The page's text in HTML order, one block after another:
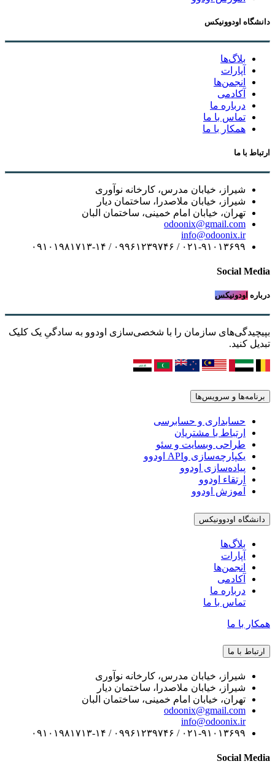
دانشگاه اودوونیکس
بلاگ‌ها
آپارات
انجمن‌ها
آکادمی
درباره ما
تماس با ما
همکار با ما
ارتباط با ما
شیراز، خیابان مدرس، کارخانه نوآوری
شیراز، خیابان ملاصدرا، ساختمان دیار
تهران، خیابان امام خمینی، ساختمان البان
odoonix@gmail.com
info@odoonix.ir
۰۲۱-۹۱۰۱۳۶۹۹ / ۰۹۹۶۱۲۳۹۷۴۶ / ۰۹۱۰۱۹۸۱۷۱۳-۱۴
Social Media
درباره اودونیکس
بپیچیدگی‌های سازمان را با شخصی‌سازی اودوو به سادگیِ یک کلیک
تبدیل کنید.
برنامه‌ها و سرویس‌ها
حسابداری و حسابرسی
ارتباط با مشتریان
طراحی وبسایت و سئو
یکپارچه‌سازی وAPI اودوو
پیاده‌سازی اودوو
ارتقاء اودوو
آموزش اودوو
دانشگاه اودوونیکس
بلاگ‌ها
آپارات
انجمن‌ها
آکادمی
درباره ما
تماس با ما
همکار با ما
ارتباط با ما
شیراز، خیابان مدرس، کارخانه نوآوری
شیراز، خیابان ملاصدرا، ساختمان دیار
تهران، خیابان امام خمینی، ساختمان البان
odoonix@gmail.com
info@odoonix.ir
۰۲۱-۹۱۰۱۳۶۹۹ / ۰۹۹۶۱۲۳۹۷۴۶ / ۰۹۱۰۱۹۸۱۷۱۳-۱۴
Social Media